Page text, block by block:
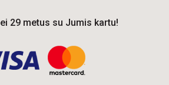
29 metus su Jumis kartu!